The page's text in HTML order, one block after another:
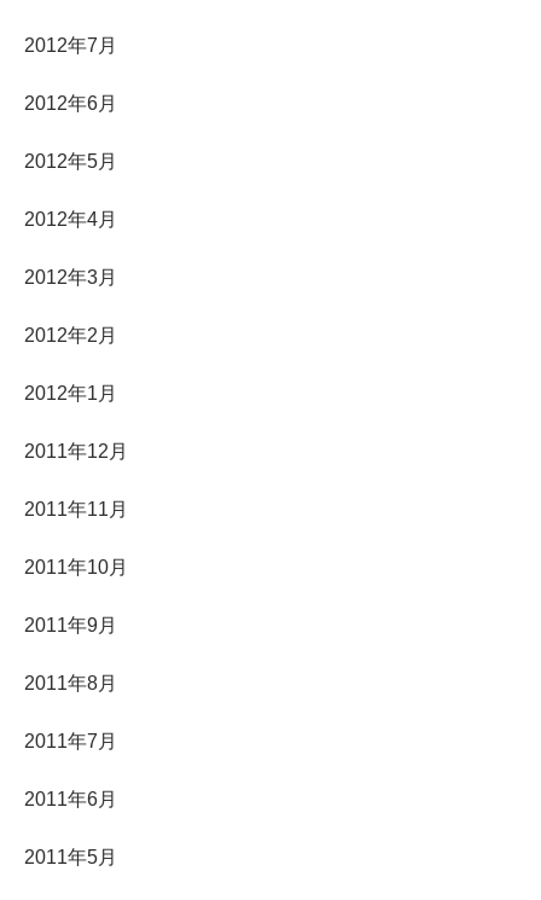
2012年7月
2012年6月
2012年5月
2012年4月
2012年3月
2012年2月
2012年1月
2011年12月
2011年11月
2011年10月
2011年9月
2011年8月
2011年7月
2011年6月
2011年5月